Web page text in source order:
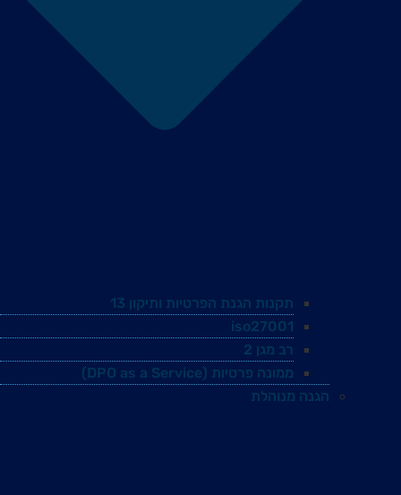
תקנות הגנת הפרטיות ותיקון 13
iso27001
רב מגן 2
ממונה פרטיות (DPO as a Service)
הגנה מנוהלת